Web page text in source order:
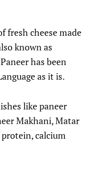
fresh cheese made
known as
has been
as it is.
like paneer
Makhani, Matar
protein, calcium